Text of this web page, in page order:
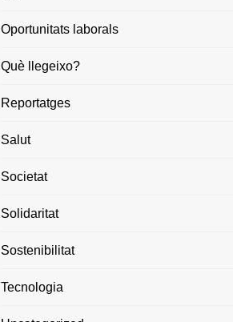
Oportunitats laborals
Què llegeixo?
Reportatges
Salut
Societat
Solidaritat
Sostenibilitat
Tecnologia